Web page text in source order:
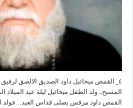
٤_ القمص ميخائيل داود الصديق الالصق
القمص داود مرقس يصلى قداس العيد…فولد